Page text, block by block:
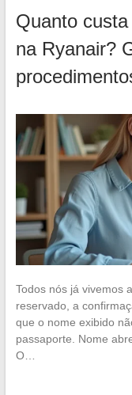
Quanto
na Ryanair?
Todos nós já vivemos
reservado, a
que o nome exibido
passaporte. Nome
O…